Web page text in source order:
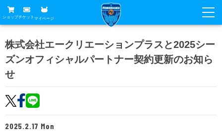
ショップチケット マイページ
グッズ
ホームタウン
トップチーム
試合
試合日程
順位表
チケット
チケットガイド
席種・価格表
株式会社エークリエーションプラスと2025シー
ズンオフィシャルパートナー契約更新のお知ら
せ
2025.2.17 Mon